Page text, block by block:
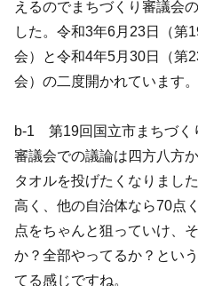
えるのでまちづくり審議会
した。令和3年6月23日（第
会）と令和4年5月30日（第
会）の二度開かれています。
b-1 第19回国立市まちづく
審議会での議論は四方八方
タオルを投げたくなりまし
高く、他の自治体なら70点
点をちゃんと狙っていけ、
か？全部やってるか？とい
てる感じですね。